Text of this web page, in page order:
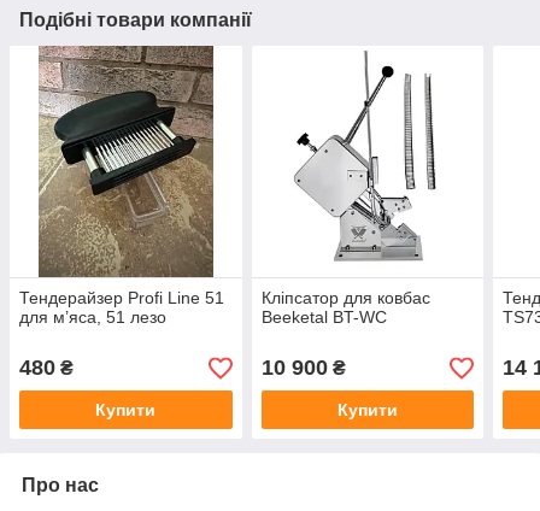
Подібні товари компанії
Тендерайзер Profi Line 51
для м’яса, 51 лезо
480 ₴
Купити
Кліпсатор для ковбас
Beeketal BT-WC
10 900₴
Купити
14
Про нас